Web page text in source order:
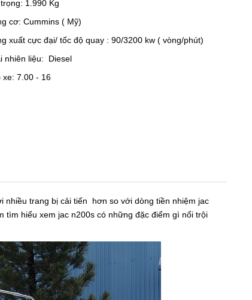
1.990 Kg
cơ: Cummins ( Mỹ)
xuất cực đại/ tốc độ quay : 90/3200 kw ( vòng/phút)
nhiên liệu: Diesel
xe: 7.00 - 16
nhiều trang bị cải tiến hơn so với dòng tiền nhiệm jac
tìm hiểu xem jac n200s có những đặc điểm gì nổi trội